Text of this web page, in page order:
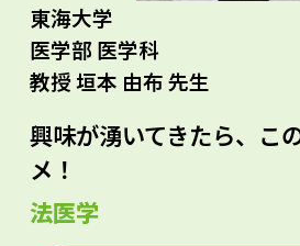
東海大学
医学部 医学科
教授 垣本 由布 先生
興味が湧いてきたら、こ
メ！
法医学